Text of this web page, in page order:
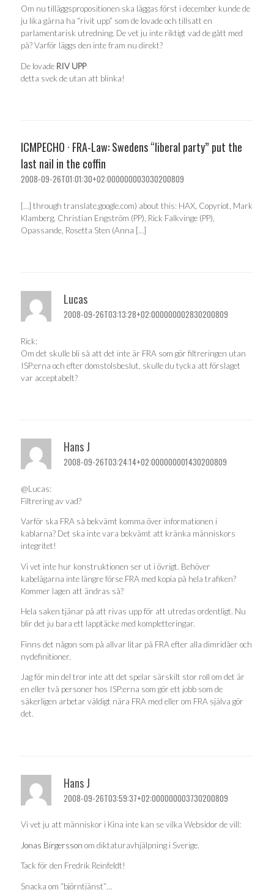
Om nu tilläggspropositionen ska läggas först i december kunde de
ju lika gärna ha “rivit upp” som de lovade och tillsatt en
parlamentarisk utredning. De vet ju inte riktigt vad de gått med
på? Varför läggs den inte fram nu direkt?
De lovade RIV UPP
detta svek de utan att blinka!
ICMPECHO · FRA-Law: Swedens “liberal party” put the
last nail in the coffin
2008-09-26T01:01:30+02:000000003030200809
[…] through translate.google.com) about this: HAX, Copyriot, Mark
Klamberg, Christian Engström (PP), Rick Falkvinge (PP),
Opassande, Rosetta Sten (Anna […]
Lucas
2008-09-26T03:13:28+02:000000002830200809
Rick:
Om det skulle bli så att det inte är FRA som gör filtreringen utan
ISP:erna och efter domstolsbeslut, skulle du tycka att förslaget
var acceptabelt?
Hans J
2008-09-26T03:24:14+02:000000001430200809
@Lucas:
Filtrering av vad?
Varför ska FRA så bekvämt komma över informationen i
kablarna? Det ska inte vara bekvämt att kränka människors
integritet!
Vi vet inte hur konstruktionen ser ut i övrigt. Behöver
kabelägarna inte längre förse FRA med kopia på hela trafiken?
Kommer lagen att ändras så?
Hela saken tjänar på att rivas upp för att utredas ordentligt. Nu
blir det ju bara ett lapptäcke med kompletteringar.
Finns det någon som på allvar litar på FRA efter alla dimridåer och
nydefinitioner.
Jag för min del tror inte att det spelar särskilt stor roll om det är
en eller två personer hos ISP:erna som gör ett jobb som de
säkerligen arbetar väldigt nära FRA med eller om FRA själva gör
det.
Hans J
2008-09-26T03:59:37+02:000000003730200809
Vi vet ju att människor i Kina inte kan se vilka Websidor de vill:
Jonas Birgersson om diktaturavhjälpning i Sverige.
Tack för den Fredrik Reinfeldt!
Snacka om “björntjänst”…